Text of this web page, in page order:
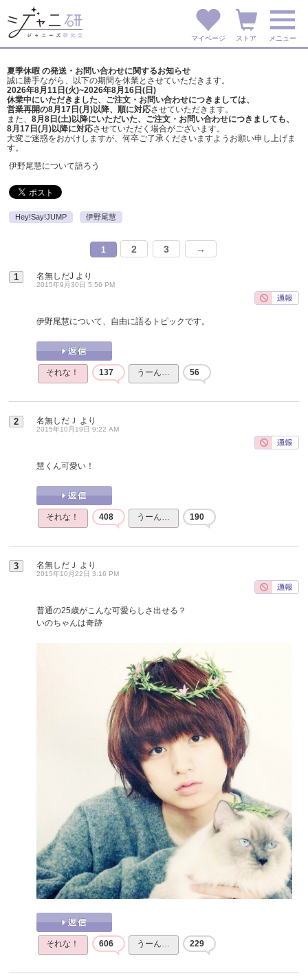
マイページ ストア メニュー
夏季休暇 の発送・お問い合わせに関するお知らせ
誠に勝手ながら、以下の期間を休業とさせていただきます。
2026年8月11日(火)~2026年8月16日(日)
休業中にいただきました、ご注文・お問い合わせにつきましては、
営業再開の8月17日(月)以降、順に対応させていただきます。
また、 8月8日(土)以降にいただいた、ご注文・ お問い合わせにつきましても、
8月17日(月)以降に対応させていただく場合がございます。
大変ご迷惑をおかけしますが、 何卒ご了承くださいますようお願い申し上げま
す。
伊野尾慧について語ろう
Hey!Say!JUMP 伊野尾慧
1 2 3 →
1 名無しだJ より
2015年9月30日 5:56 PM
伊野尾慧について、自由に語るトピックです。
それな！ 137 うーん… 56
2 名無しだＪ より
2015年10月19日 9:22 AM
慧くん可愛い！
それな！ 408 うーん… 190
3 名無しだＪ より
2015年10月22日 3:16 PM
普通の25歳がこんな可愛らしさ出せる？
いのちゃんは奇跡
それな！ 606 うーん… 229